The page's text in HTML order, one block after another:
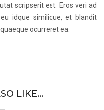
scripserit est. Eros veri ad
idque similique, et blandit
ocurreret ea.
LIKE…